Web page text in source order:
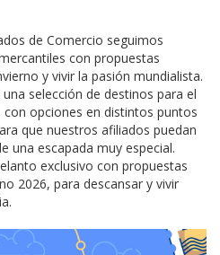
de Comercio seguimos
con propuestas
y vivir la pasión mundialista.
selección de destinos para el
opciones en distintos puntos
que nuestros afiliados puedan
una escapada muy especial.
exclusivo con propuestas
2026, para descansar y vivir